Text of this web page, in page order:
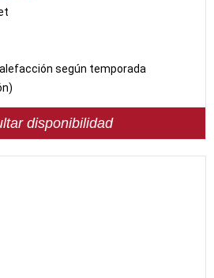
según temporada
disponibilidad